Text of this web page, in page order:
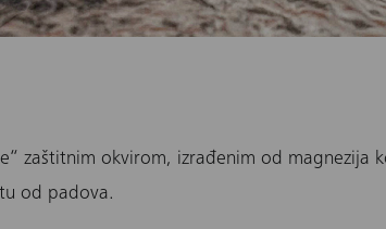
zaštitnim okvirom, izrađenim od magnezija
od padova.